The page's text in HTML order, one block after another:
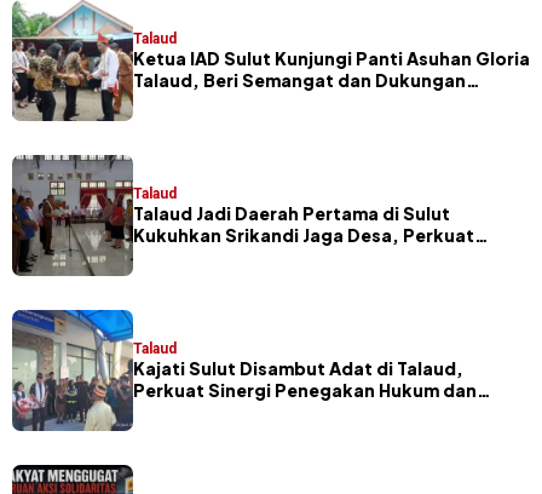
Talaud
Ketua IAD Sulut Kunjungi Panti Asuhan Gloria
Talaud, Beri Semangat dan Dukungan
Talaud
Talaud Jadi Daerah Pertama di Sulut
Kukuhkan Srikandi Jaga Desa, Perkuat
Talaud
Kajati Sulut Disambut Adat di Talaud,
Perkuat Sinergi Penegakan Hukum dan